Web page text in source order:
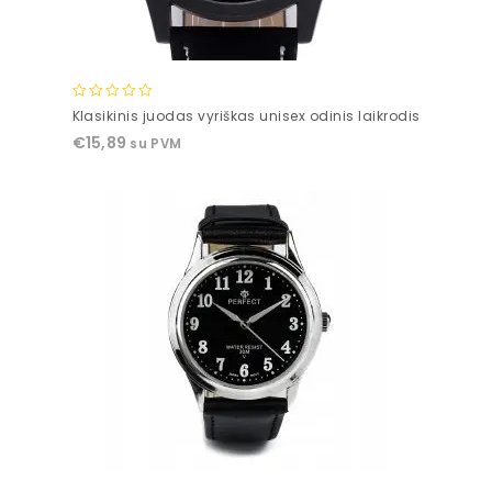
0
of
Klasikinis juodas vyriškas unisex odinis laikrodis
€15,89 su PVM